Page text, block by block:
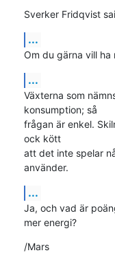
Sverker Fridqvist
...
Om du gärna vill
...
Växterna som
konsumption; så
frågan är enkel.
ock kött
att det inte spelar
använder.
...
Ja, och vad är
mer energi?
/Mars